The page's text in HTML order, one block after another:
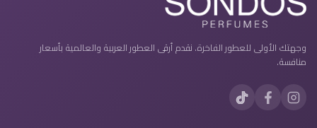
وجهتك الأولى للعطور الفاخرة. نقدم أرقى العطور العربية والعالمية بأسعار
منافسة.